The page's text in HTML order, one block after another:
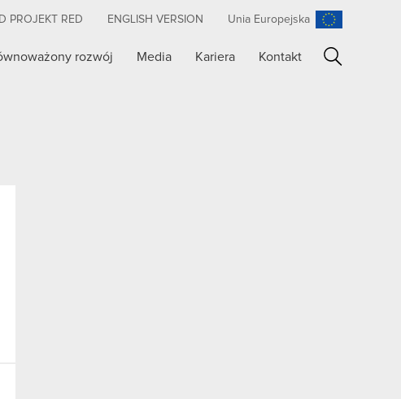
PROJEKT RED ENGLISH VERSION Unia Europejska
rozwój Media Kariera Kontakt